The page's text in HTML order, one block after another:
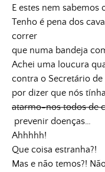
E estes nem sabemos
Tenho é pena dos
correr
que numa bandeja
Achei uma loucura
contra o Secretário de
por dizer que nós
atarmo-nos todos de
prevenir doenças…
Ahhhhh!
Que coisa estranha?!
Mas e não temos?!